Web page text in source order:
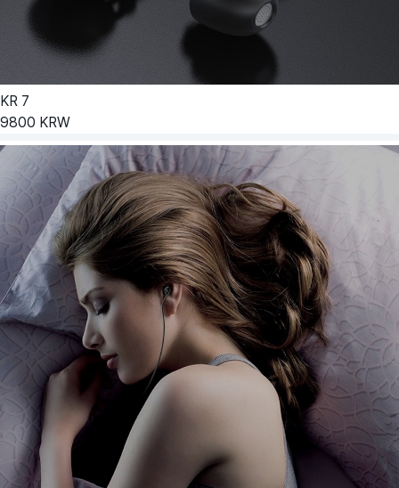
KR 7
9800 KRW